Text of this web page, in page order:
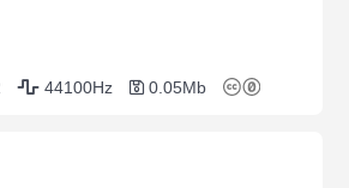
44100Hz 0.05Mb